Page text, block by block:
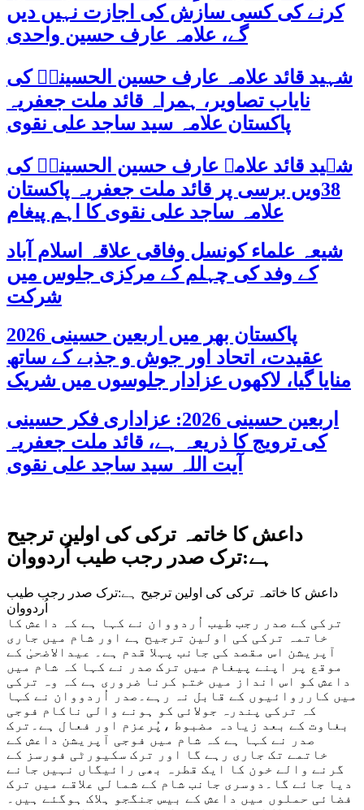
کرنے کی کسی سازش کی اجازت نہیں دیں
گے، علامہ عارف حسین واحدی
شہید قائد علامہ عارف حسین الحسینیؒ کی
نایاب تصاویر، ہمراہ قائد ملت جعفریہ
پاکستان علامہ سید ساجد علی نقوی
شہید قائد علامہ عارف حسین الحسینیؒ کی
38ویں برسی پر قائد ملت جعفریہ پاکستان
علامہ ساجد علی نقوی کا اہم پیغام
شیعہ علماء کونسل وفاقی علاقہ اسلام آباد
کے وفد کی چہلم کے مرکزی جلوس میں
شرکت
پاکستان بھر میں اربعین حسینی 2026
عقیدت، اتحاد اور جوش و جذبے کے ساتھ
منایا گیا، لاکھوں عزادار جلوسوں میں شریک
اربعین حسینی 2026: عزاداری فکر حسینی
کی ترویج کا ذریعہ ہے، قائد ملت جعفریہ
آیت اللہ سید ساجد علی نقوی
داعش کا خاتمہ ترکی کی اولین ترجیح
ہے:ترک صدر رجب طیب اُردووان
داعش کا خاتمہ ترکی کی اولین ترجیح ہے:ترک صدر رجب طیب
اُردووان
ترکی کے صدر رجب طیب اُردووان نے کہا ہے کہ داعش کا
خاتمہ ترکی کی اولین ترجیح ہے اور شام میں جاری
آپریشن اس مقصد کی جانب پہلا قدم ہے۔ عیدالاضحیٰ کے
موقع پر اپنے پیغام میں ترک صدر نے کہا کہ شام میں
داعش کو اس انداز میں ختم کرنا ضروری ہے کہ وہ ترکی
میں کارروائیوں کے قابل نہ رہے۔صدر اُردووان نے کہا
کہ ترکی پندرہ جولائی کو ہونے والی ناکام فوجی
بغاوت کے بعد زیادہ مضبوط ،پُرعزم اور فعال ہے۔ترک
صدر نے کہا ہے کہ شام میں فوجی آپریشن داعش کے
خاتمے تک جاری رہے گا اور ترک سکیورٹی فورسز کے
گرنے والے خون کا ایک قطرہ بھی رائیگاں نہیں جانے
دیا جائے گا۔دوسری جانب شام کے شمالی علاقے میں ترک
فضائی حملوں میں داعش کے بیس جنگجو ہلاک ہوگئے ہیں۔